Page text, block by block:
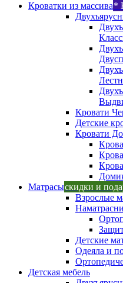
Кроватки из массива*
Кровати
Детские
Кровати
Матрасыскидки и
Взрослые
Детские
Одеяла и
Детская мебель